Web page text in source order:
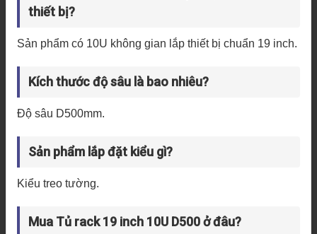
thiết bị?
Sản phẩm có 10U không gian lắp thiết bị chuẩn 19 inch.
Kích thước độ sâu là bao nhiêu?
Độ sâu D500mm.
Sản phẩm lắp đặt kiểu gì?
Kiểu treo tường.
Mua Tủ rack 19 inch 10U D500 ở đâu?